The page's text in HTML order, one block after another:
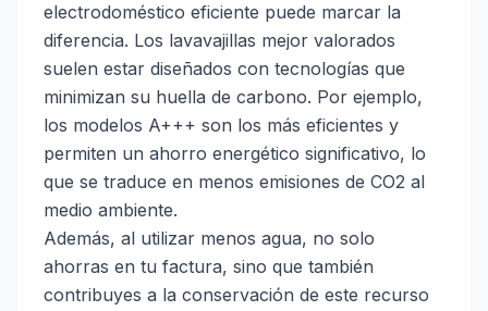
electrodoméstico eficiente puede marcar la
diferencia. Los lavavajillas mejor valorados
suelen estar diseñados con tecnologías que
minimizan su huella de carbono. Por ejemplo,
los modelos A+++ son los más eficientes y
permiten un ahorro energético significativo, lo
que se traduce en menos emisiones de CO2 al
medio ambiente.
Además, al utilizar menos agua, no solo
ahorras en tu factura, sino que también
contribuyes a la conservación de este recurso